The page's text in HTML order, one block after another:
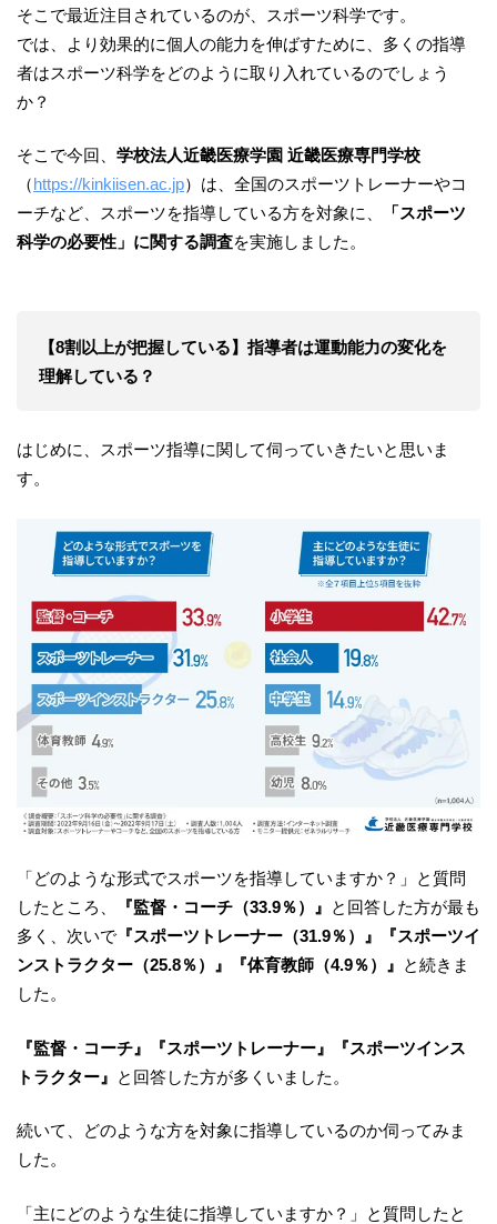
そこで最近注目されているのが、スポーツ科学です。
では、より効果的に個人の能力を伸ばすために、多くの指導
者はスポーツ科学をどのように取り入れているのでしょう
か？
そこで今回、 学校法人近畿医療学園 近畿医療専門学校
（https://kinkiisen.ac.jp）は、全国のスポーツトレーナーやコ
ーチなど、スポーツを指導している方を対象に、
「スポーツ
科学の必要性」に関する調査を実施しました。
【8割以上が把握している】 指導者は運動能力の変化を
理解している？
はじめに、スポーツ指導に関して伺っていきたいと思いま
す。
「どのような形式でスポーツを指導していますか？」と質問
したところ、
『監督・コーチ（33.9％）』 と回答した方が最も
多く、次いで 『スポーツトレーナー（31.9％）』『スポーツイ
ンストラクター（25.8％）』『体育教師（4.9％）』 と続きま
した。
『監督・コーチ』『スポーツトレーナー』『スポーツインス
トラクター』 と回答した方が多くいました。
続いて、どのような方を対象に指導しているのか伺ってみま
した。
「主にどのような生徒に指導していますか？」と質問したと